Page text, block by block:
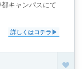
キャンパスにて
詳しくはコチラ